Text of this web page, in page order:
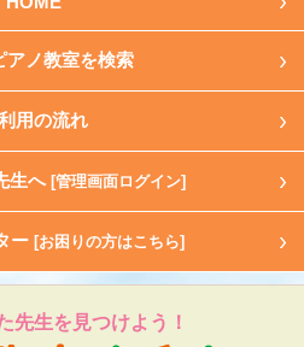
アノ教室を検索
用の流れ
生へ [管理画面ログイン]
ー [お困りの方はこちら]
先生を見つけよう！